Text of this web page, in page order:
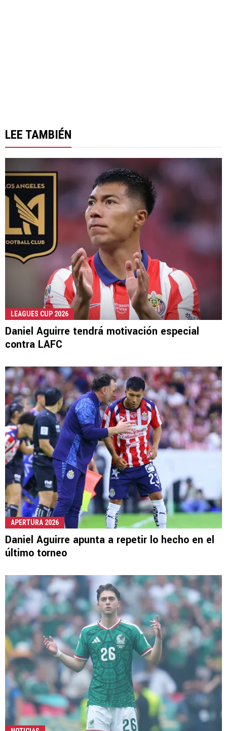
LEE TAMBIÉN
LEAGUES CUP 2026
Daniel Aguirre tendrá motivación especial
contra LAFC
APERTURA 2026
Daniel Aguirre apunta a repetir lo hecho en el
último torneo